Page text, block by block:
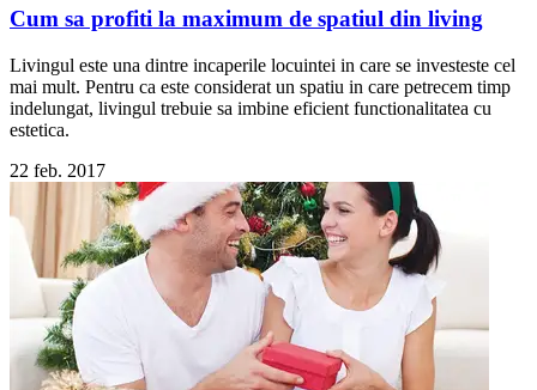
Cum sa profiti la maximum de spatiul din living
Livingul este una dintre incaperile locuintei in care se investeste cel
mai mult. Pentru ca este considerat un spatiu in care petrecem timp
indelungat, livingul trebuie sa imbine eficient functionalitatea cu
estetica.
22 feb. 2017